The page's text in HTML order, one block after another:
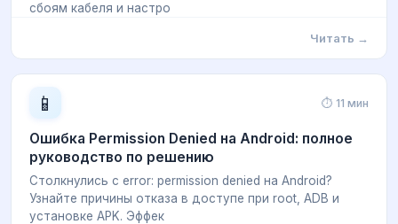
сбоям кабеля и настро
Читать →
📱 ⏱ 11 мин
Ошибка Permission Denied на Android: полное
руководство по решению
Столкнулись с error: permission denied на Android?
Узнайте причины отказа в доступе при root, ADB и
установке APK. Эффек